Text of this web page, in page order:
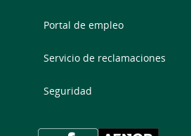
Portal de empleo
Servicio de reclamaciones
Seguridad